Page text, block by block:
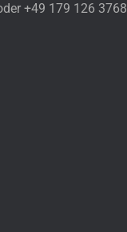
+49 179 126 3768